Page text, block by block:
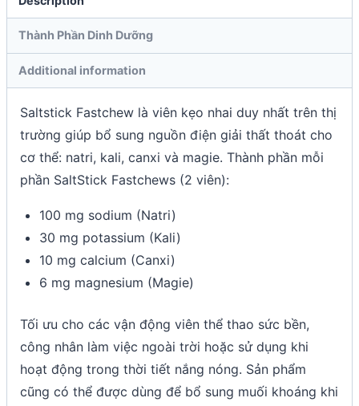
Thành Phần Dinh Dưỡng
Additional information
Saltstick Fastchew là viên kẹo nhai duy nhất trên thị
trường giúp bổ sung nguồn điện giải thất thoát cho
cơ thể: natri, kali, canxi và magie. Thành phần mỗi
phần SaltStick Fastchews (2 viên):
100 mg sodium (Natri)
30 mg potassium (Kali)
10 mg calcium (Canxi)
6 mg magnesium (Magie)
Tối ưu cho các vận động viên thể thao sức bền,
công nhân làm việc ngoài trời hoặc sử dụng khi
hoạt động trong thời tiết nắng nóng. Sản phẩm
cũng có thể được dùng để bổ sung muối khoáng khi